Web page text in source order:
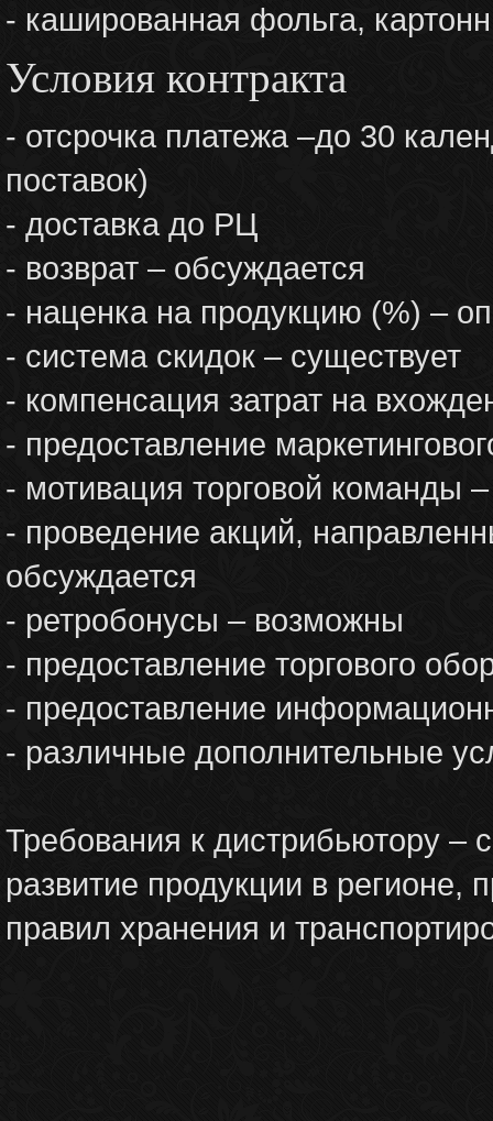
- кашированная фольга,
Условия контракта
- отсрочка платежа –до 30
поставок)
- доставка до РЦ
- возврат – обсуждается
- наценка на продукцию (%) –
- система скидок – существует
- компенсация затрат на
- предоставление
- мотивация торговой команды
- проведение акций,
обсуждается
- ретробонусы – возможны
- предоставление торгового
- предоставление
- различные дополнительные
Требования к дистрибьютору
развитие продукции в регионе,
правил хранения и